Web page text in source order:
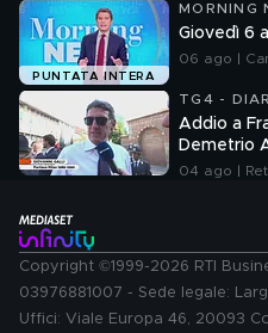
PUNTATA INTERA
MORNING
Giovedì 6
06 ago |
TG4 -
Addio a
Demetrio
Giovanni
04 ago |
Copyright ©1999-2026 RTI
03976881007 - Sede legale:
Uffici: Viale Europa 46, 20093